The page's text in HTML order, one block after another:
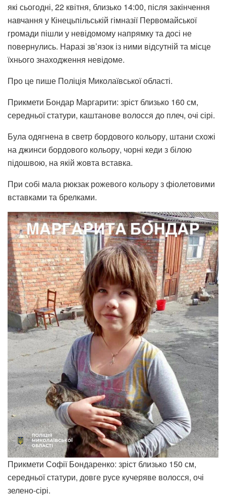
які сьогодні, 22 квітня, близько 14:00, після закінчення
навчання у Кінецьпільській гімназії Первомайської
громади пішли у невідомому напрямку та досі не
повернулись. Наразі зв’язок із ними відсутній та місце
їхнього знаходження невідоме.
Про це пише Поліція Миколаївської області.
Прикмети Бондар Маргарити: зріст близько 160 см,
середньої статури, каштанове волосся до плеч, очі сірі.
Була одягнена в светр бордового кольору, штани схожі
на джинси бордового кольору, чорні кеди з білою
підошвою, на якій жовта вставка.
При собі мала рюкзак рожевого кольору з фіолетовими
вставками та брелками.
Прикмети Софії Бондаренко: зріст близько 150 см,
середньої статури, довге русе кучеряве волосся, очі
зелено-сірі.